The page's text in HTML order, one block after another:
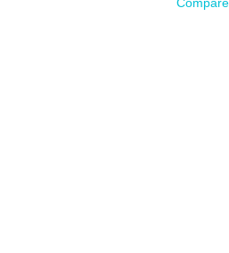
Compare